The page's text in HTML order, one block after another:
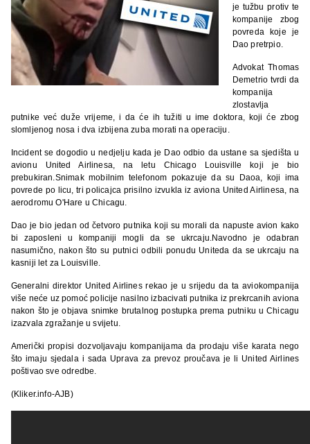
je tužbu protiv te
kompanije zbog
povreda koje je
Dao pretrpio.
Advokat Thomas
Demetrio tvrdi da
kompanija
zlostavlja
putnike već duže vrijeme, i da će ih tužiti u ime doktora, koji će zbog
slomljenog nosa i dva izbijena zuba morati na operaciju.
Incident se dogodio u nedjelju kada je Dao odbio da ustane sa sjedišta u
avionu United Airlinesa, na letu Chicago Louisville koji je bio
prebukiran.Snimak mobilnim telefonom pokazuje da su Daoa, koji ima
povrede po licu, tri policajca prisilno izvukla iz aviona United Airlinesa, na
aerodromu O'Hare u Chicagu.
Dao je bio jedan od četvoro putnika koji su morali da napuste avion kako
bi zaposleni u kompaniji mogli da se ukrcaju.Navodno je odabran
nasumično, nakon što su putnici odbili ponudu Uniteda da se ukrcaju na
kasniji let za Louisville.
Generalni direktor United Airlines rekao je u srijedu da ta aviokompanija
više neće uz pomoć policije nasilno izbacivati putnika iz prekrcanih aviona
nakon što je objava snimke brutalnog postupka prema putniku u Chicagu
izazvala zgražanje u svijetu.
Američki propisi dozvoljavaju kompanijama da prodaju više karata nego
što imaju sjedala i sada Uprava za prevoz proučava je li United Airlines
poštivao sve odredbe.
(Kliker.info-AJB)